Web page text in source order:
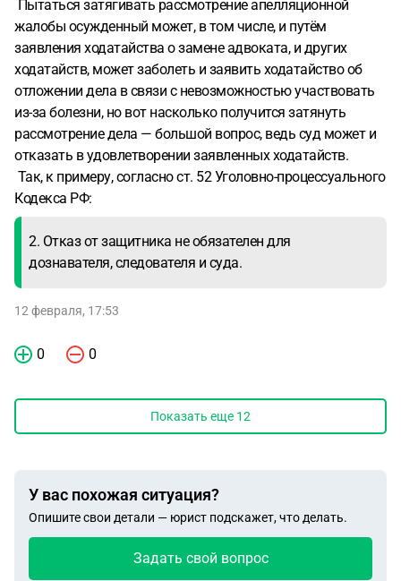
Пытаться затягивать рассмотрение апелляционной
жалобы осужденный может, в том числе, и путём
заявления ходатайства о замене адвоката, и других
ходатайств, может заболеть и заявить ходатайство об
отложении дела в связи с невозможностью участвовать
из-за болезни, но вот насколько получится затянуть
рассмотрение дела — большой вопрос, ведь суд может и
отказать в удовлетворении заявленных ходатайств.
Так, к примеру, согласно ст. 52 Уголовно-процессуального
Кодекса РФ:
2. Отказ от защитника не обязателен для
дознавателя, следователя и суда.
12 февраля, 17:53
0 0
Показать еще 12
У вас похожая ситуация?
Опишите свои детали — юрист подскажет, что делать.
Задать свой вопрос